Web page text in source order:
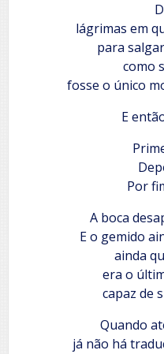
lágrimas em
para
como
fosse o único
E
Por
A boca
E o gemido
ainda
era o
capaz de
Quando
já não há